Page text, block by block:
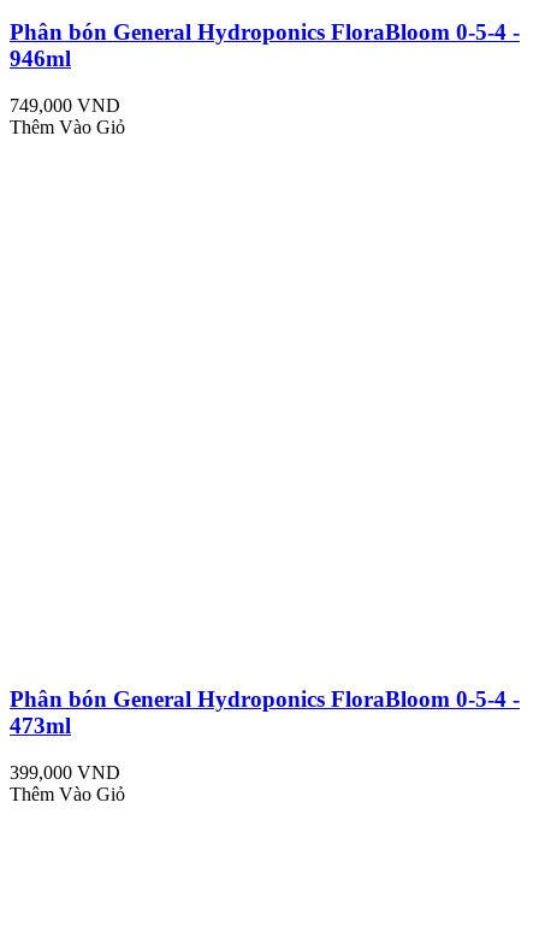
Phân bón General Hydroponics FloraBloom 0-5-4 -
946ml
749,000 VND
Thêm Vào Giỏ
Phân bón General Hydroponics FloraBloom 0-5-4 -
473ml
399,000 VND
Thêm Vào Giỏ